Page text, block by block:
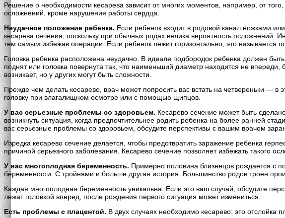
Решение о необходимости кесарева зависит от многих моментов, например, от
осложнений, кроме нарушения работы сердца.
Неудачное положение ребенка. Если ребенок входит в родовой канал ножками
кесарева сечения, поскольку при обычных родах велика вероятность осложнений.
тем самым избежав операции. Если ребенок лежит горизонтально, это называется
Головка ребенка расположена неудачно. В идеале подбородок ребенка должен
поднят или головка повернута так, что наименьший диаметр находится не
возникает, но у других могут быть сложности.
Прежде чем делать кесарево, врач может попросить вас встать на четвереньки —
головку при влагалищном осмотре или с помощью щипцов.
У вас серьезные проблемы со здоровьем. Кесарево сечение может быть
возникнуть ситуация, когда предпочтительнее родить ребенка на более ранней
вас серьезные проблемы со здоровьем, обсудите перспективы с вашим врачом
Изредка кесарево сечение делается, чтобы предотвратить заражение ребенка
причиной серьезного заболевания. Кесарево сечение позволяет избежать такого
У вас многоплодная беременность. Примерно половина близнецов рождается с
беременности. С тройнями и больше другая история. Большинство родов троен
Каждая многоплодная беременность уникальна. Если это ваш случай, обсудите
лежат головкой вперед, после рождения первого ситуация может измениться.
Есть проблемы с плацентой. В двух случаях необходимо кесарево: это отслойка